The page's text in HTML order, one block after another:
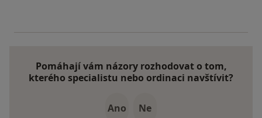
Pomáhají vám názory rozhodovat o tom,
kterého specialistu nebo ordinaci navštívit?
Ano Ne